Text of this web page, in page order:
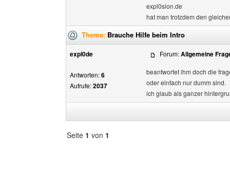
expl0sion.de
hat man trotzdem den
Thema: Brauche Hilfe beim Intro
expl0de
Antworten:6
Aufrufe:2037
Forum:Allgemeine
beantwortet ihm doch die
oder einfach nur dumm sind.
ich glaub als ganzer
Seite 1 von 1